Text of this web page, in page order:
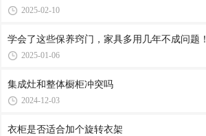
2025-02-10
学会了这些保养窍门，家具多用几年不成问题！
2025-01-06
集成灶和整体橱柜冲突吗
2024-12-03
衣柜是否适合加个旋转衣架